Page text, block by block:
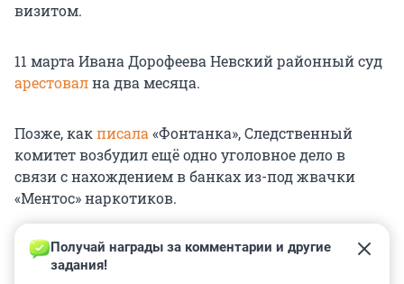
визитом.
11 марта Ивана Дорофеева Невский районный суд
арестовална два месяца.
Позже, какписала «Фонтанка», Следственный
комитет возбудил ещё одно уголовное дело в
связи с нахождением в банках из-под жвачки
«Ментос» наркотиков.
Получай награды за комментарии и другие
задания!